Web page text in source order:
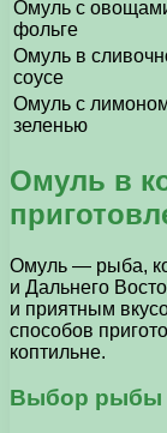
Омуль с
фольге
Омуль в
соусе
Омуль с
зеленью
Омуль в
Омуль — рыба,
и Дальнего
и приятным
способов
коптильне.
Выбор рыбы